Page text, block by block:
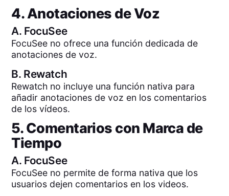
4. Anotaciones de Voz
A. FocuSee
FocuSee no ofrece una función dedicada de
anotaciones de voz.
B. Rewatch
Rewatch no incluye una función nativa para
añadir anotaciones de voz en los comentarios
de los vídeos.
5. Comentarios con Marca de
Tiempo
A. FocuSee
FocuSee no permite de forma nativa que los
usuarios dejen comentarios en los videos.